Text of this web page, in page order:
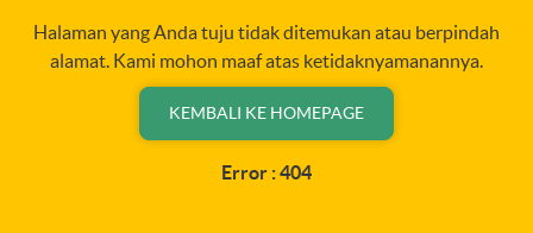
Halaman yang Anda tuju tidak ditemukan atau berpindah
alamat. Kami mohon maaf atas ketidaknyamanannya.
KEMBALI KE HOMEPAGE
Error : 404